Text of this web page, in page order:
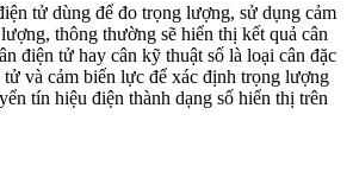
tử dùng để đo trọng lượng, sử dụng cảm
thông thường sẽ hiển thị kết quả cân
điện tử hay cân kỹ thuật số là loại cân đặc
và cảm biến lực để xác định trọng lượng
tín hiệu điện thành dạng số hiển thị trên